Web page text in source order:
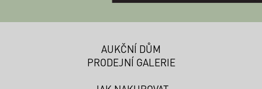
AUKČNÍ DŮM
PRODEJNÍ GALERIE